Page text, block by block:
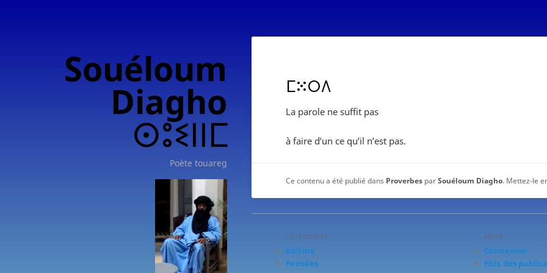
Souéloum
Diagho
ⵙⵓⵉⵏⵏⵎ
Poète touareg
ⵎⵘⵔⴷ
La parole ne suffit pas
à faire d’un ce qu’il n’est pas.
Ce contenu a été publié dans Proverbes parSouéloum Diagho. Mettez-le
CATÉGORIES
Keltina
Pensées
MÉTA
Connexion
Flux des